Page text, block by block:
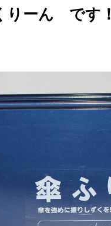
りーん です！